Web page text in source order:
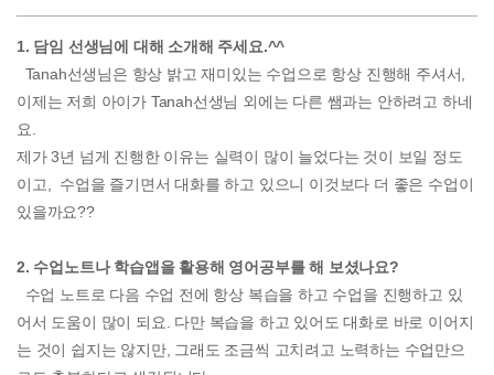
1. 담임 선생님에 대해 소개해 주세요.^^
Tanah선생님은 항상 밝고 재미있는 수업으로 항상 진행해 주셔서,
이제는 저희 아이가 Tanah선생님 외에는 다른 쌤과는 안하려고 하네
요.
제가 3년 넘게 진행한 이유는 실력이 많이 늘었다는 것이 보일 정도
이고, 수업을 즐기면서 대화를 하고 있으니 이것보다 더 좋은 수업이
있을까요??
2. 수업노트나 학습앱을 활용해 영어공부를 해 보셨나요?
수업 노트로 다음 수업 전에 항상 복습을 하고 수업을 진행하고 있
어서 도움이 많이 되요. 다만 복습을 하고 있어도 대화로 바로 이어지
는 것이 쉽지는 않지만, 그래도 조금씩 고치려고 노력하는 수업만으